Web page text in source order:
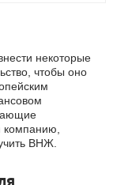
некоторые
чтобы оно
компанию,
ВНЖ.